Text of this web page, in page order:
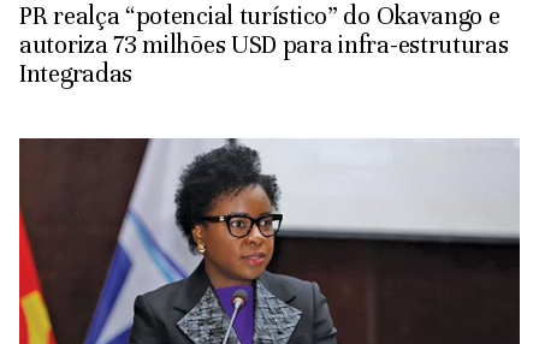
PR realça “potencial turístico” do Okavango e
autoriza 73 milhões USD para infra-estruturas
Integradas